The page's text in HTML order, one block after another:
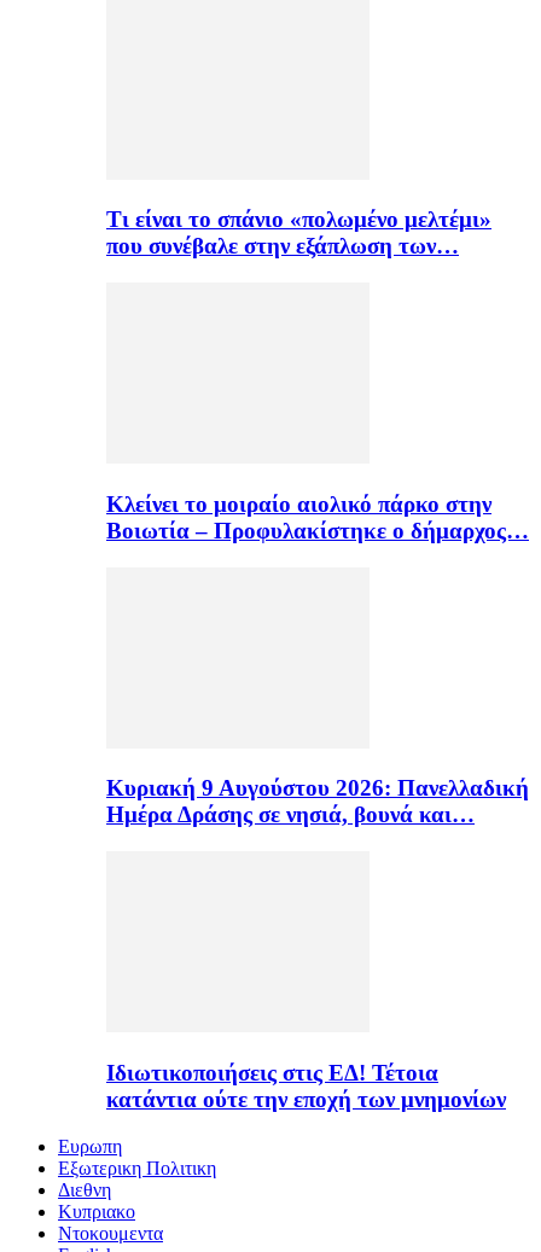
Τι είναι το σπάνιο «πολωμένο μελτέμι»
που συνέβαλε στην εξάπλωση των…
Κλείνει το μοιραίο αιολικό πάρκο στην
Βοιωτία – Προφυλακίστηκε ο δήμαρχος…
Κυριακή 9 Αυγούστου 2026: Πανελλαδική
Ημέρα Δράσης σε νησιά, βουνά και…
Ιδιωτικοποιήσεις στις ΕΔ! Τέτοια
κατάντια ούτε την εποχή των μνημονίων
Ευρωπη
Εξωτερικη Πολιτικη
Διεθνη
Κυπριακο
Ντοκουμεντα